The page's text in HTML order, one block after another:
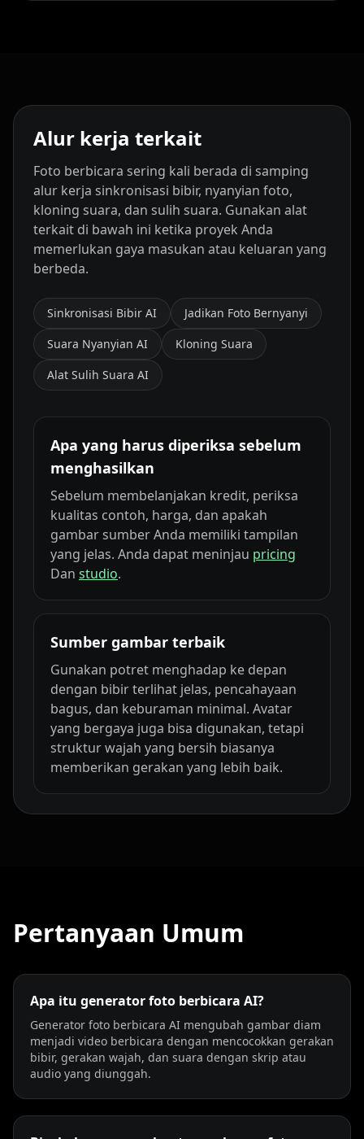
Alur kerja terkait
Foto berbicara sering kali berada di samping
alur kerja sinkronisasi bibir, nyanyian foto,
kloning suara, dan sulih suara. Gunakan alat
terkait di bawah ini ketika proyek Anda
memerlukan gaya masukan atau keluaran yang
berbeda.
Sinkronisasi Bibir AI
Jadikan Foto Bernyanyi
Suara Nyanyian AI
Kloning Suara
Alat Sulih Suara AI
Apa yang harus diperiksa sebelum
menghasilkan
Sebelum membelanjakan kredit, periksa
kualitas contoh, harga, dan apakah
gambar sumber Anda memiliki tampilan
yang jelas. Anda dapat meninjau pricing
Dan studio.
Sumber gambar terbaik
Gunakan potret menghadap ke depan
dengan bibir terlihat jelas, pencahayaan
bagus, dan keburaman minimal. Avatar
yang bergaya juga bisa digunakan, tetapi
struktur wajah yang bersih biasanya
memberikan gerakan yang lebih baik.
Pertanyaan Umum
Apa itu generator foto berbicara AI?
Generator foto berbicara AI mengubah gambar diam
menjadi video berbicara dengan mencocokkan gerakan
bibir, gerakan wajah, dan suara dengan skrip atau
audio yang diunggah.